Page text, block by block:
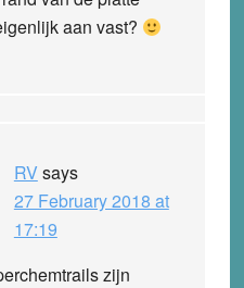
aan vast?
RV says
27 February 2018 at
17:19
zijn